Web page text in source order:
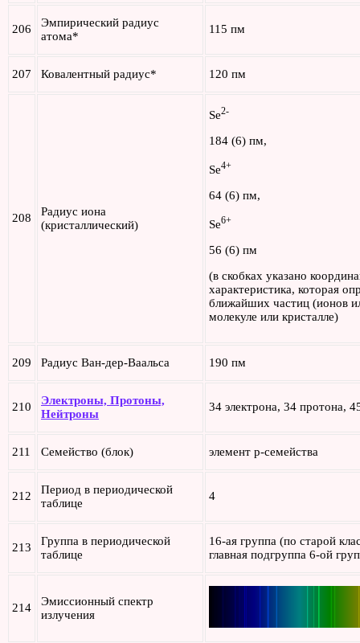
206
Эмпирический радиус
атома*
115 пм
207 Ковалентный радиус* 120 пм
208
Радиус иона
(кристаллический)
Se2-
184 (6) пм,
Se4+
64 (6) пм,
Se6+
56 (6) пм
(в скобках указано
характеристика, которая
ближайших частиц (ионов
молекуле или кристалле)
209 Радиус Ван-дер-Ваальса 190 пм
210
Электроны, Протоны,
Нейтроны
34 электрона, 34 протона,
211 Семейство (блок) элемент p-семейства
212
Период в периодической
таблице
4
213
Группа в периодической
таблице
16-ая группа (по старой
главная подгруппа 6-ой
214
Эмиссионный спектр
излучения